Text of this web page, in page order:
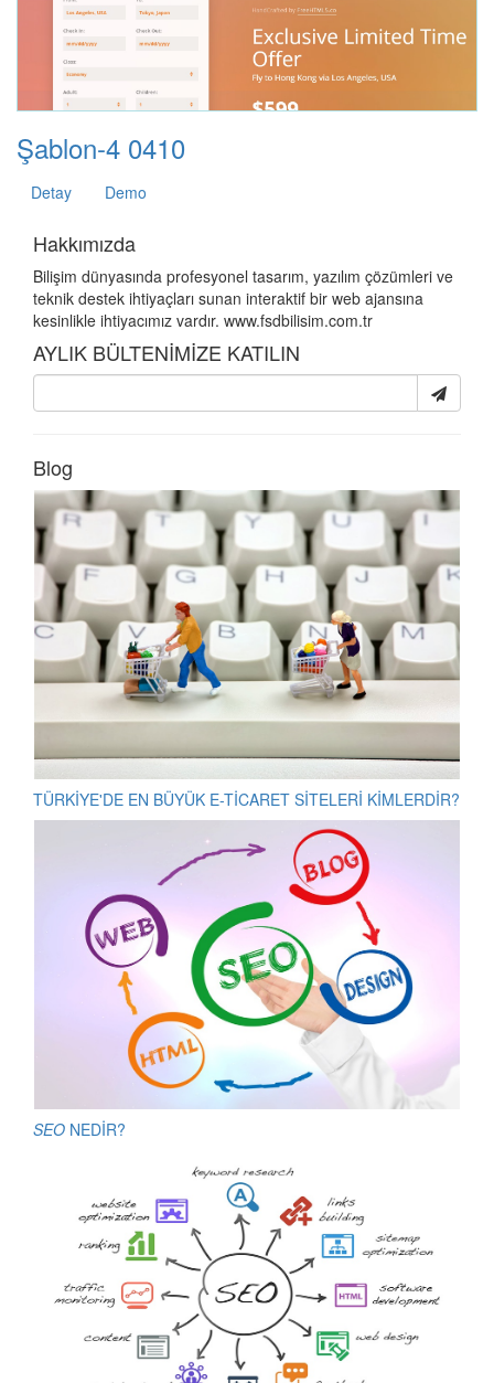
Şablon-4 0410
Detay Demo
Hakkımızda
Bilişim dünyasında profesyonel tasarım, yazılım çözümleri ve
teknik destek ihtiyaçları sunan interaktif bir web ajansına
kesinlikle ihtiyacımız vardır. www.fsdbilisim.com.tr
AYLIK BÜLTENİMİZE KATILIN
Blog
TÜRKİYE'DE EN BÜYÜK E-TİCARET SİTELERİ KİMLERDİR?
SEO NEDİR?